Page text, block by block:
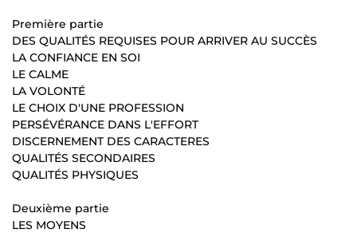
Première partie
DES QUALITÉS REQUISES POUR ARRIVER AU SUCCÈS
LA CONFIANCE EN SOI
LE CALME
LA VOLONTÉ
LE CHOIX D'UNE PROFESSION
PERSÉVÉRANCE DANS L'EFFORT
DISCERNEMENT DES CARACTERES
QUALITÉS SECONDAIRES
QUALITÉS PHYSIQUES
Deuxième partie
LES MOYENS